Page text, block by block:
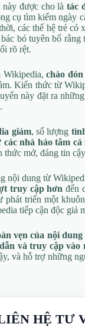
này được cho làtác
cụ tìm kiếm ngày
các thế hệ trẻ
bỏ tuyên bố
rõ rệt.
Wikipedia,chào
Kiến thức từ
này đặt ra
giảm, số lượng
nhà hảo tâm cá
thức mở, đáng tin
nội dung từ
truy cập hơn đến
phát triển một
tiếp cận độc giả
vẹn của nội dung
và truy cập vào
và hỗ trợ những
HỆ TƯ